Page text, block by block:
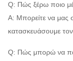
Q: Πώς ξέρω ποιο
Α: Μπορείτε να μας
κατασκευάσουμε
Q: Πώς μπορώ να